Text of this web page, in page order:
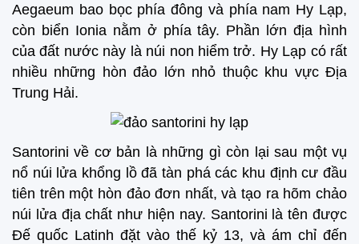
Aegaeum bao bọc phía đông và phía nam Hy Lạp,
còn biển Ionia nằm ở phía tây. Phần lớn địa hình
của đất nước này là núi non hiểm trở. Hy Lạp có rất
nhiều những hòn đảo lớn nhỏ thuộc khu vực Địa
Trung Hải.
Santorini về cơ bản là những gì còn lại sau một vụ
nổ núi lửa khổng lồ đã tàn phá các khu định cư đầu
tiên trên một hòn đảo đơn nhất, và tạo ra hõm chảo
núi lửa địa chất như hiện nay. Santorini là tên được
Đế quốc Latinh đặt vào thế kỷ 13, và ám chỉ đến